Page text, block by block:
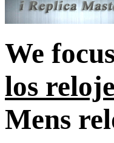
We
los
Mens